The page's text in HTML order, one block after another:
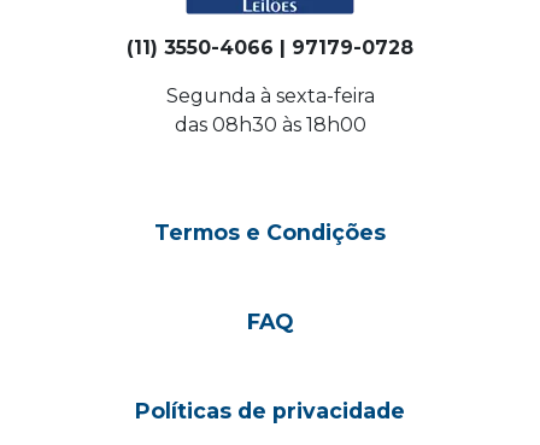
(11) 3550-4066 | 97179-0728
Segunda à sexta-feira
das 08h30 às 18h00
Termos e Condições
FAQ
Políticas de privacidade